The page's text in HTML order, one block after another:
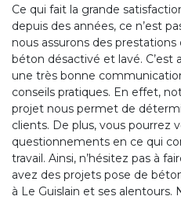
Ce qui fait la grande
depuis des années, ce n’est
nous assurons des
béton désactivé et lavé. C’est
une très bonne
conseils pratiques. En effet,
projet nous permet de
clients. De plus, vous pourrez
questionnements en ce qui
travail. Ainsi, n’hésitez pas à
avez des projets pose de
à Le Guislain et ses alentours.